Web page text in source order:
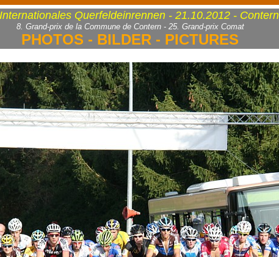
Querfeldeinrennen - 21.10.2012 - Contern
8. Grand-prix de la Commune de Contern - 25. Grand-prix Comat
PHOTOS - BILDER - PICTURES